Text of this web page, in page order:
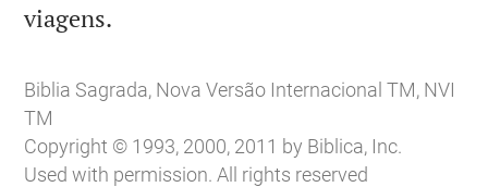
viagens.
Biblia Sagrada, Nova Versão Internacional TM, NVI
TM
Copyright © 1993, 2000, 2011 by Biblica, Inc.
Used with permission. All rights reserved